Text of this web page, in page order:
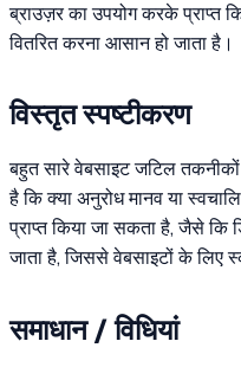
ब्राउज़र का उपयोग करके प्राप्त
वितरित करना आसान हो जाता है।
विस्तृत स्पष्टीकरण
बहुत सारे वेबसाइट जटिल
है कि क्या अनुरोध मानव या
प्राप्त किया जा सकता है, जैसे कि
जाता है, जिससे वेबसाइटों के लिए
समाधान / विधियां